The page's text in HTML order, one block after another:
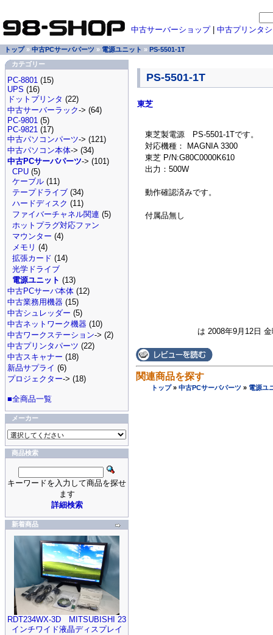
PS-5501-1T
東芝
東芝製電源 PS-5501-1Tです。
対応機種： MAGNIA 3300
東芝 P/N:G80C0000K610
出力：500W
動作確認済みです。
付属品無し
は 2008年9月12日
関連商品を探す
トップ» 中古PCサーバパーツ » 電源ユ
中古サーバーショップ| 中古プリンタ
トップ» 中古PCサーバパーツ » 電源ユニット » PS-5501-1T
カテゴリー
PC-8801 (15)
UPS (16)
ドットプリンタ (22)
中古サーバーラック-> (64)
PC-9801 (5)
PC-9821 (17)
中古パソコンパーツ-> (121)
中古パソコン本体-> (34)
中古PCサーバパーツ-> (101)
CPU (5)
ケーブル (11)
テープドライブ (34)
ハードディスク (11)
ファイバーチャネル関連 (5)
ホットプラグ対応ファン
マウンター (4)
メモリ (4)
拡張カード (14)
光学ドライブ
電源ユニット (13)
中古PCサーバ本体 (12)
中古業務用機器 (15)
中古シュレッダー (5)
中古ネットワーク機器 (10)
中古ワークステーション-> (2)
中古プリンタパーツ (22)
中古スキャナー (18)
新品サプライ (6)
プロジェクター-> (18)
■全商品一覧
メーカー
商品検索
キーワードを入力して商品を探せ
ます
詳細検索
新着商品
RDT234WX-3D MITSUBISHI 23
インチワイド液晶ディスプレイ